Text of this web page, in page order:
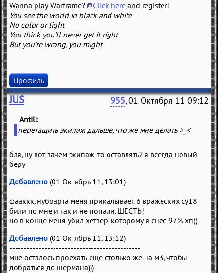
Wanna play Warframe? Click here and register!
You see the world in black and white
No color or light
You think you'll never get it right
But you're wrong, you might
Профиль
JUS 955, 01 Октября 11 09:12
Antill
перетащить экипаж дальше, что же мне делать >_<
бля, ну вот зачем экипаж-то оставлять? я всегда новый
беру
Добавлено (01 Октябрь 11, 13:01)
---------------------------------------------
фааккк, нубоарта меня прикалывает. 6 вражеских су18
били по мне и так и не попали. ШЕСТЬ!
но в конце меня убил хетзер, которому я снес 97% хп((
Добавлено (01 Октябрь 11, 13:12)
---------------------------------------------
мне осталось проехать еще столько же на м3, чтобы
добраться до шермана)))